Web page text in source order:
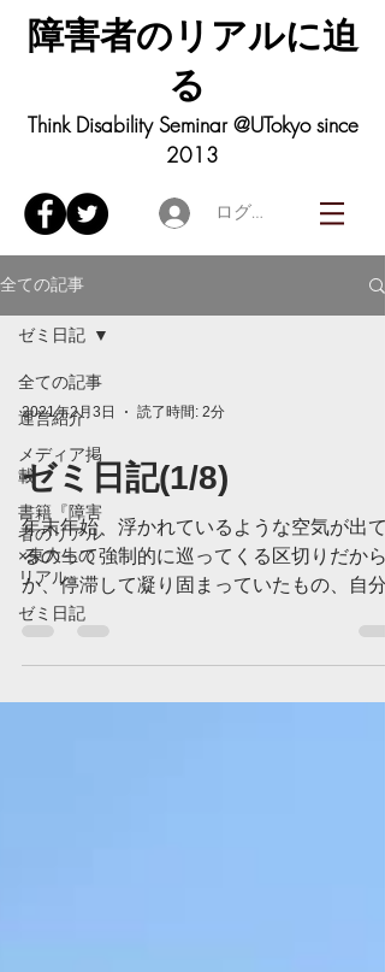
障害者の リアルに迫
る
Think Disability Seminar @UTokyo since
2013
ログイン
全ての記事
全ての記事
運営紹介
メディア掲
載
書籍『障害
者のリアル
×東大生の
リアル』
ゼミ日記
ゼミ日記
2021年2月3日 読了時間: 2分
ゼミ日記(1/8)
年末年始、浮かれているような空気が出て
るのって強制的に巡ってくる区切りだから
か、停滞して凝り固まっていたもの、自分
手をつけたくないなとなっていたものに、
的に変化が与えられるのは、その結果が良
にせよ悪しきにせよ変化そのものは悪いこ
ではないのかなって。...